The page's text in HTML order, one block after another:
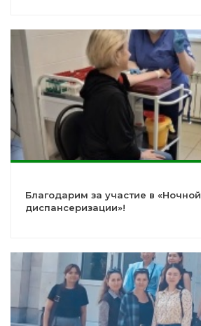
Благодарим за участие в «Ночной
диспансеризации»!